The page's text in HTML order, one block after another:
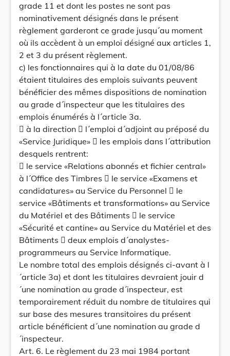
grade 11 et dont les postes ne sont pas
nominativement désignés dans le présent
règlement garderont ce grade jusqu´au moment
où ils accèdent à un emploi désigné aux articles 1,
2 et 3 du présent règlement.
c) les fonctionnaires qui à la date du 01/08/86
étaient titulaires des emplois suivants peuvent
bénéficier des mêmes dispositions de nomination
au grade d´inspecteur que les titulaires des
emplois énumérés à l´article 3a.
 à la direction  l´emploi d´adjoint au préposé du
«Service Juridique»  les emplois dans l´attribution
desquels rentrent:
 le service «Relations abonnés et fichier central»
à l´Office des Timbres  le service «Examens et
candidatures» au Service du Personnel  le
service «Bâtiments et transformations» au Service
du Matériel et des Bâtiments  le service
«Sécurité et cantine» au Service du Matériel et des
Bâtiments  deux emplois d´analystes-
programmeurs au Service Informatique.
Le nombre total des emplois désignés ci-avant à l
´article 3a) et dont les titulaires devraient jouir d
´une nomination au grade d´inspecteur, est
temporairement réduit du nombre de titulaires qui
sur base des mesures transitoires du présent
article bénéficient d´une nomination au grade d
´inspecteur.
Art. 6. Le règlement du 23 mai 1984 portant